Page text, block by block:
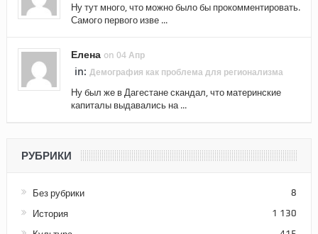
Ну тут много, что можно было бы прокомментировать.
Самого первого изве ...
Елена on 04 Апр
in: Демография как проблема для регионализма
Ну был же в Дагестане скандал, что материнские
капиталы выдавались на ...
РУБРИКИ
Без рубрики 8
История 1 130